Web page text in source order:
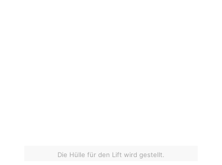
Die Hülle für den Lift wird gestellt.